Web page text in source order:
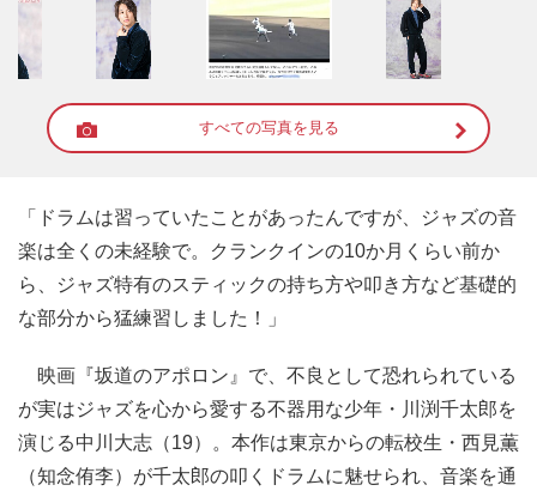
すべての写真を見る
「ドラムは習っていたことがあったんですが、ジャズの音
楽は全くの未経験で。クランクインの10か月くらい前か
ら、ジャズ特有のスティックの持ち方や叩き方など基礎的
な部分から猛練習しました！」
映画『坂道のアポロン』で、不良として恐れられている
が実はジャズを心から愛する不器用な少年・川渕千太郎を
演じる中川大志（19）。本作は東京からの転校生・西見薫
（知念侑李）が千太郎の叩くドラムに魅せられ、音楽を通